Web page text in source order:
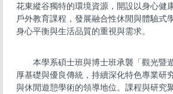
花東縱谷獨特的環境資源，開設以身心健
戶外教育課程，發展融合性休閒與體驗式
身心平衡與生活品質的重視與需求。
本學系碩士班與博士班承襲「觀光暨
厚基礎與優良傳統，持續深化特色專業研
與休閒遊憩學術的領導地位。課程與研究